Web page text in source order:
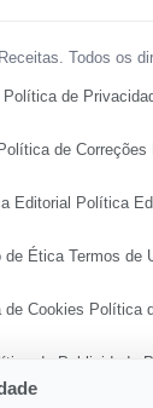
Todos os
Política de
Política de Correções
Editorial Política
de Ética Termos de
de Cookies Política
de Publicidade